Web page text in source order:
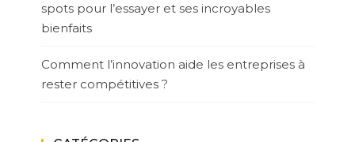
spots pour l’essayer et ses incroyables
bienfaits
Comment l’innovation aide les entreprises à
rester compétitives ?